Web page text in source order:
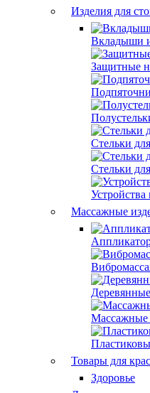
Изделия для
Вкладыши
Защитные
Стельки
Стельки
Массажные
Массажные
Товары для
Здоровье